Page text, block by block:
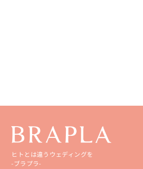
ヒトとは違うウェディングを
-ブラプラ-